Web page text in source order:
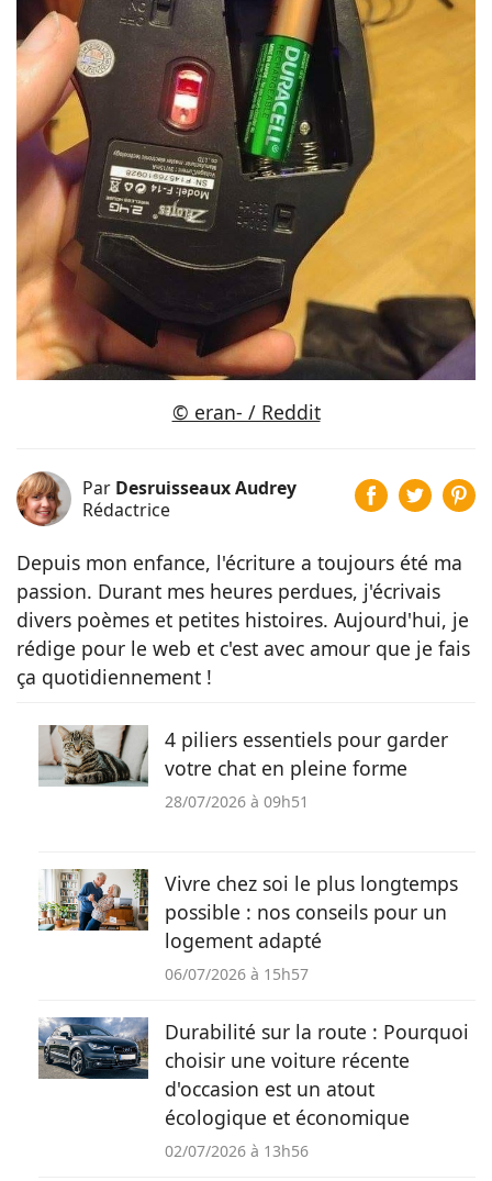
© eran- / Reddit
Par Desruisseaux Audrey
Rédactrice
Depuis mon enfance, l'écriture a toujours été ma
passion. Durant mes heures perdues, j'écrivais
divers poèmes et petites histoires. Aujourd'hui, je
rédige pour le web et c'est avec amour que je fais
ça quotidiennement !
4 piliers essentiels pour garder
votre chat en pleine forme
28/07/2026 à 09h51
Vivre chez soi le plus longtemps
possible : nos conseils pour un
logement adapté
06/07/2026 à 15h57
Durabilité sur la route : Pourquoi
choisir une voiture récente
d'occasion est un atout
écologique et économique
02/07/2026 à 13h56